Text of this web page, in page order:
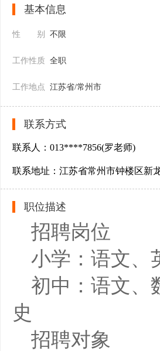
基本信息
性 别 不限
工作性质 全职
工作地点 江苏省/常州市
联系方式
联系人：013****7856(罗老师)
联系地址：江苏省常州市钟楼区新
职位描述
招聘岗位
小学：语文、
初中：语文、
史
招聘对